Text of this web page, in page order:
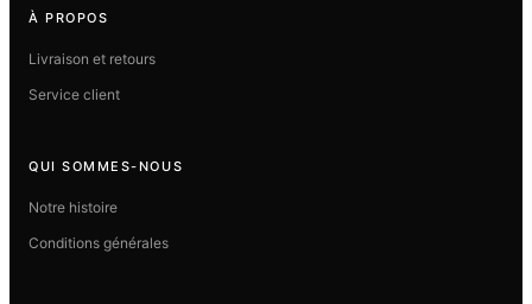
À PROPOS
Livraison et retours
Service client
QUI SOMMES-NOUS
Notre histoire
Conditions générales